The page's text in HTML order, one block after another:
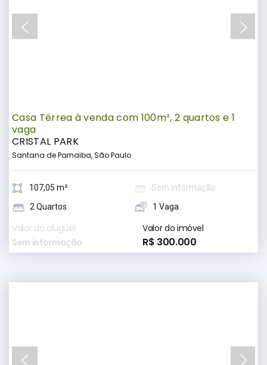
Casa Térrea à venda com 100m², 2 quartos e 1
vaga
CRISTAL PARK
Santana de Parnaiba, São Paulo
107,05 m²
Sem informação
2 Quartos
1 Vaga
Valor do aluguel
Sem informação
Valor do imóvel
R$ 300.000